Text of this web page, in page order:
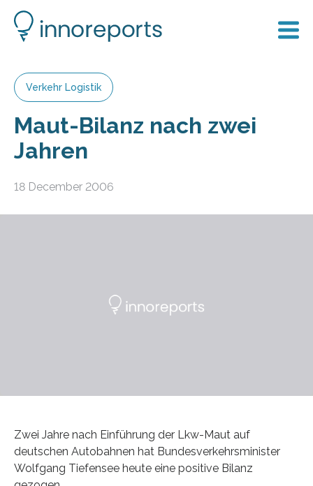
Verkehr Logistik
Maut-Bilanz nach zwei
Jahren
18 December 2006
Zwei Jahre nach Einführung der Lkw-Maut auf
deutschen Autobahnen hat Bundesverkehrsminister
Wolfgang Tiefensee heute eine positive Bilanz